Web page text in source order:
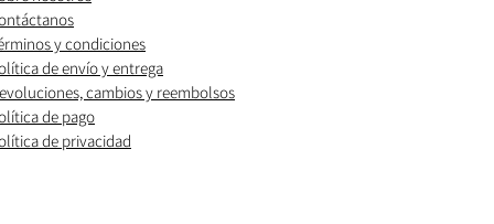
y condiciones
de envío y entrega
cambios y reembolsos
de pago
de privacidad